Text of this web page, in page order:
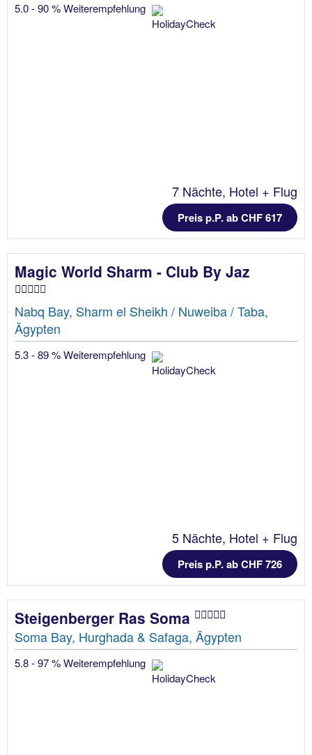
5.0 - 90 % Weiterempfehlung
7 Nächte, Hotel + Flug
Preis p.P. ab CHF 617
Magic World Sharm - Club By Jaz
Nabq Bay, Sharm el Sheikh / Nuweiba / Taba,
Ägypten
5.3 - 89 % Weiterempfehlung
5 Nächte, Hotel + Flug
Preis p.P. ab CHF 726
Steigenberger Ras Soma
Soma Bay, Hurghada & Safaga, Ägypten
5.8 - 97 % Weiterempfehlung